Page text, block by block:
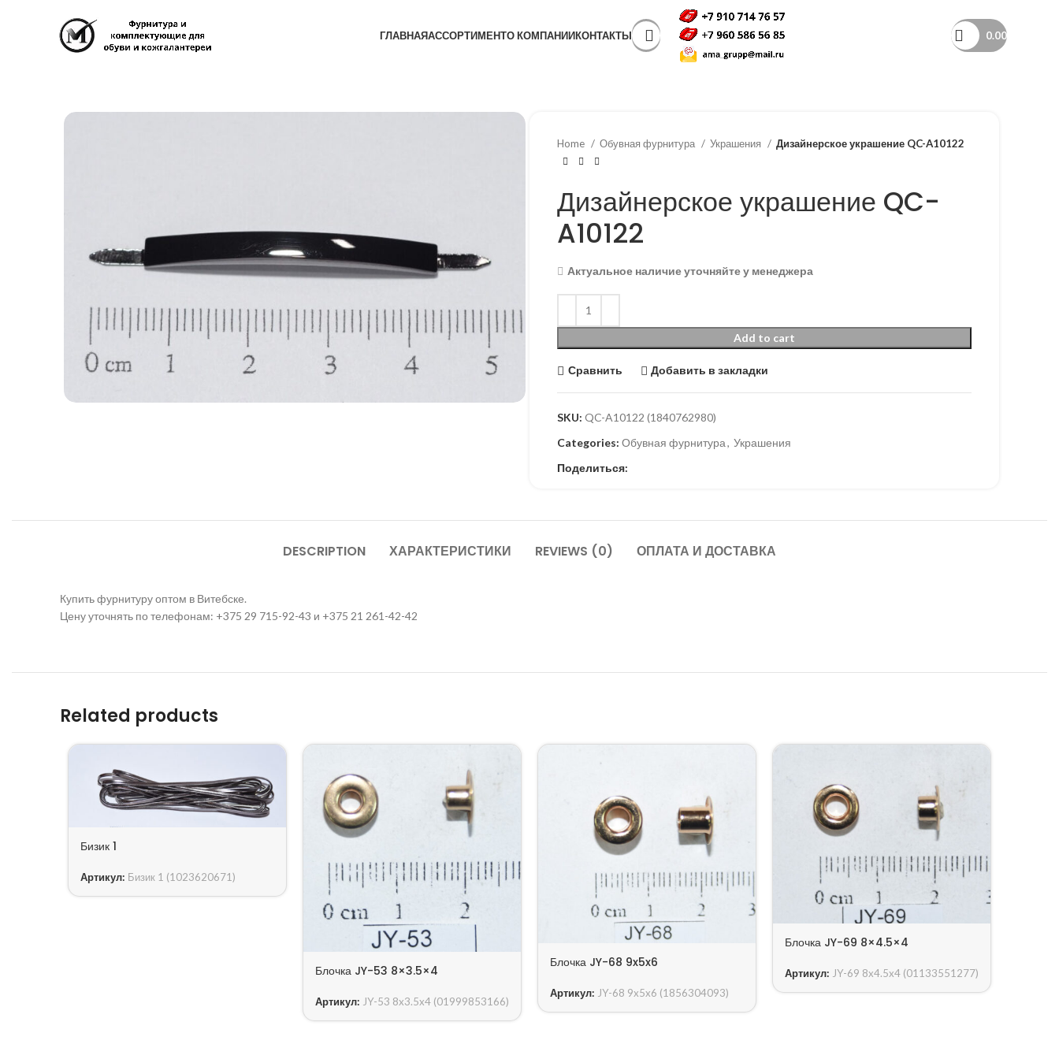
ГЛАВНАЯАССОРТИМЕНТО КОМПАНИИКОНТАКТЫ 0.00
Home Обувная фурнитура Украшения Дизайнерское украшение QC-A10122
Дизайнерское украшение QC-
A10122
Актуальное наличие уточняйте у менеджера
Add to cart
Сравнить Добавить в закладки
SKU: QC-A10122 (1840762980)
Categories: Обувная фурнитура, Украшения
Поделиться:
DESCRIPTION ХАРАКТЕРИСТИКИ REVIEWS (0) ОПЛАТА И ДОСТАВКА
Купить фурнитуру оптом в Витебске.
Цену уточнять по телефонам: +375 29 715-92-43 и +375 21 261-42-42
Related products
Бизик 1
Артикул: Бизик 1 (1023620671)
Блочка JY-53 8×3.5×4
Артикул: JY-53 8x3.5x4 (01999853166)
Блочка JY-68 9x5x6
Артикул: JY-68 9x5x6 (1856304093)
Блочка JY-69 8×4.5×4
Артикул: JY-69 8x4.5x4 (01133551277)